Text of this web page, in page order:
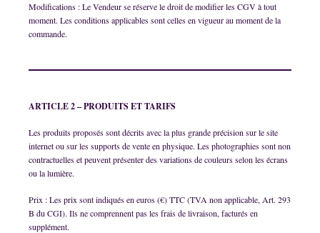
Modifications : Le Vendeur se réserve le droit de modifier les CGV à tout
moment. Les conditions applicables sont celles en vigueur au moment de la
commande.
ARTICLE 2 – PRODUITS ET TARIFS
Les produits proposés sont décrits avec la plus grande précision sur le site
internet ou sur les supports de vente en physique. Les photographies sont non
contractuelles et peuvent présenter des variations de couleurs selon les écrans
ou la lumière.
Prix : Les prix sont indiqués en euros (€) TTC (TVA non applicable, Art. 293
B du CGI). Ils ne comprennent pas les frais de livraison, facturés en
supplément.